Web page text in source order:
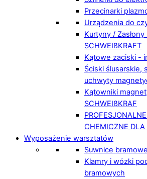
Przecinarki
Urządzenia do
Kurtyny /
SCHWEIßKRAFT
Kątowe zaciski -
Ściski ślusarskie,
uchwyty
Kątowniki
SCHWEIßKRAF
CHEMICZNE DLA
Wyposażenie warsztatów
Suwnice
Klamry i wózki
bramowych